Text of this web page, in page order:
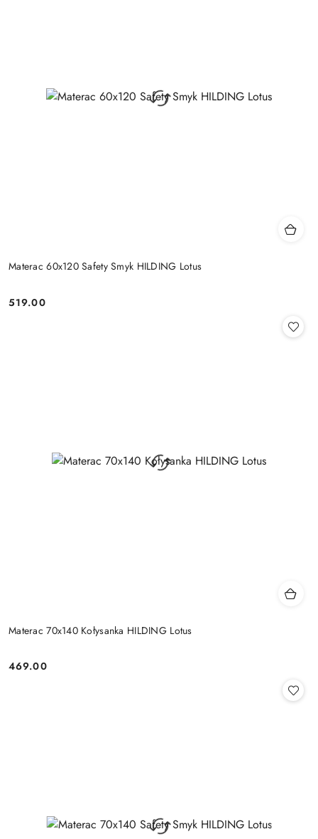
Materac 60x120 Safety Smyk HILDING Lotus
Cena:
519.00
Materac 70x140 Kołysanka HILDING Lotus
Cena:
469.00